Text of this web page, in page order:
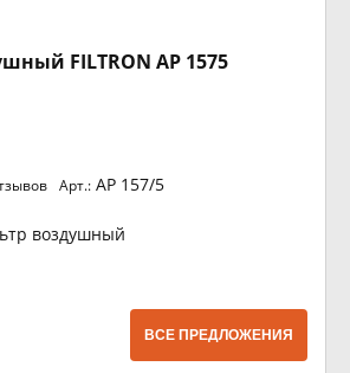
FILTRON AP 1575
Арт.: AP 157/5
воздушный
ВСЕ ПРЕДЛОЖЕНИЯ